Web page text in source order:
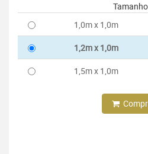
1,0m x 1,0m
1,2m x 1,0m
1,5m x 1,0m